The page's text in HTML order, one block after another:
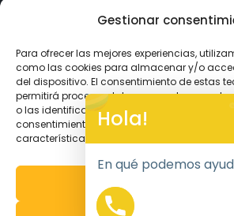
Gestionar
Para ofrecer las mejores experiencias,
como las cookies para almacenar y/o
del dispositivo. El consentimiento de estas
permitirá procesar datos como el
o las identificaciones únicas en este sitio. No
consentimiento, puede afectar
características y funciones.
Aceptamos
Hola!
En qué podemos